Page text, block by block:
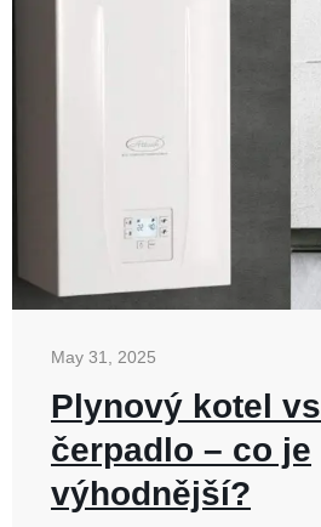
May 31, 2025
Plynový kotel
čerpadlo – co je
výhodnější?